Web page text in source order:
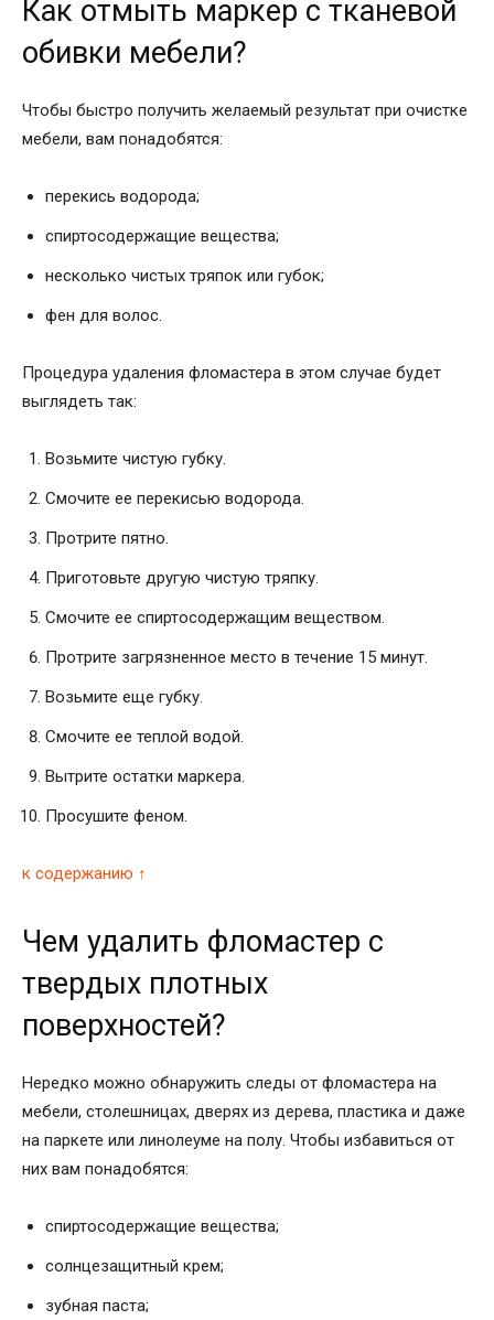
Как отмыть маркер с тканевой
обивки мебели?
Чтобы быстро получить желаемый результат при очистке
мебели, вам понадобятся:
перекись водорода;
спиртосодержащие вещества;
несколько чистых тряпок или губок;
фен для волос.
Процедура удаления фломастера в этом случае будет
выглядеть так:
Возьмите чистую губку.
Смочите ее перекисью водорода.
Протрите пятно.
Приготовьте другую чистую тряпку.
Смочите ее спиртосодержащим веществом.
Протрите загрязненное место в течение 15 минут.
Возьмите еще губку.
Смочите ее теплой водой.
Вытрите остатки маркера.
Просушите феном.
к содержанию ↑
Чем удалить фломастер с
твердых плотных
поверхностей?
Нередко можно обнаружить следы от фломастера на
мебели, столешницах, дверях из дерева, пластика и даже
на паркете или линолеуме на полу. Чтобы избавиться от
них вам понадобятся:
спиртосодержащие вещества;
солнцезащитный крем;
зубная паста;